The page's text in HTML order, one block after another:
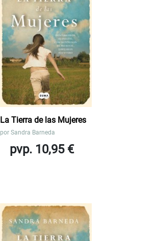
La Tierra de las Mujeres
por Sandra Barneda
pvp. 10,95 €